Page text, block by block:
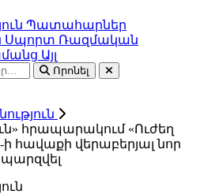
Պատահարներ
Սպորտ Ռազմական
Այլ
Որոնել
հրապարակում «Ուժեղ
հավաքի վերաբերյալ նոր
պարզվել